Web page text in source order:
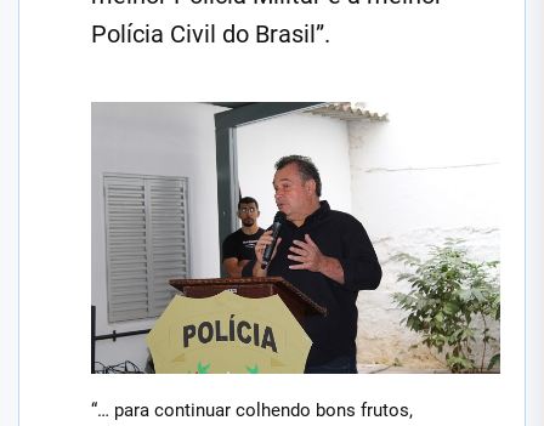
Polícia Civil do Brasil”.
“… para continuar colhendo bons frutos,